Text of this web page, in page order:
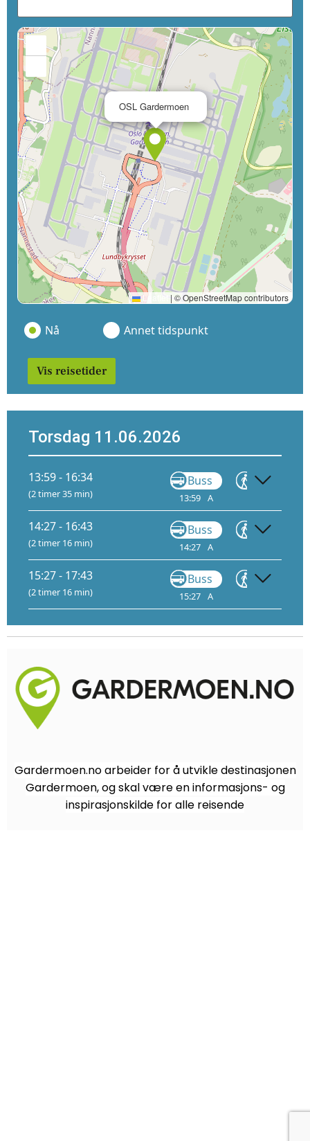
OSL Gardermoen
Leaflet | © OpenStreetMap contributors
Nå Annet tidspunkt
Vis reisetider
Torsdag 11.06.2026
13:59 - 16:34
(2 timer 35 min)
Buss
13:59 A
Gå
14:27 - 16:43
(2 timer 16 min)
Buss
14:27 A
Gå
15:27 - 17:43
(2 timer 16 min)
Buss
15:27 A
Gå
Gardermoen.no arbeider for å utvikle destinasjonen
Gardermoen, og skal være en informasjons- og
inspirasjonskilde for alle reisende